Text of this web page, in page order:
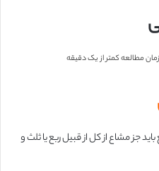
زمان مطالعه کمتر از یک دقیقه
جز مشاع از کل از قبیل ربع یا ثلث و